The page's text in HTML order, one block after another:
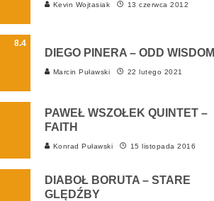
Kevin Wojtasiak 13 czerwca 2012
8.4
DIEGO PINERA – ODD WISDOM
Marcin Puławski 22 lutego 2021
PAWEŁ WSZOŁEK QUINTET –
FAITH
Konrad Puławski 15 listopada 2016
DIABOŁ BORUTA – STARE
GLĘDŹBY